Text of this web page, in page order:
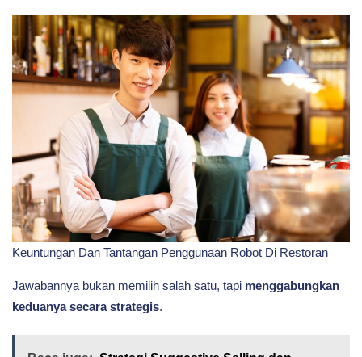
Keuntungan Dan Tantangan Penggunaan Robot Di Restoran
Jawabannya bukan memilih salah satu, tapi menggabungkan
keduanya secara strategis.